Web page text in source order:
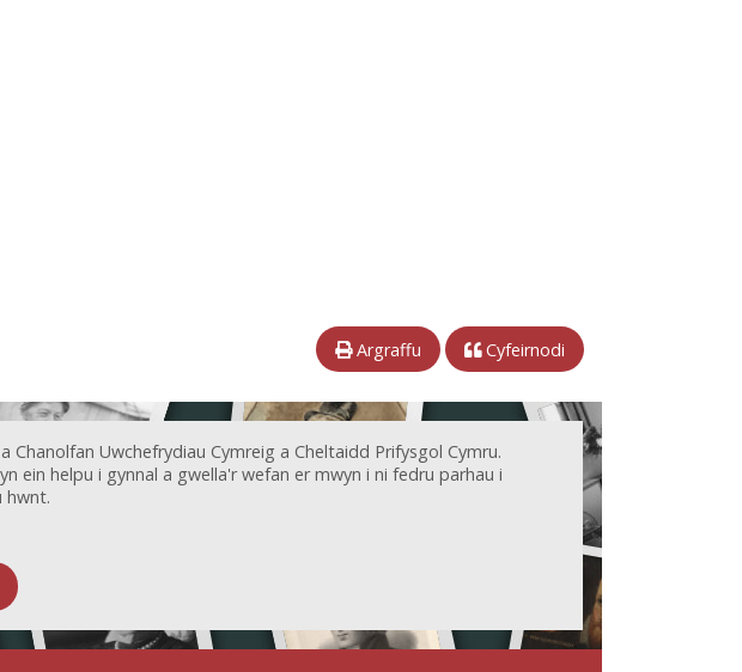
Argraffu Cyfeirnodi
Uwchefrydiau Cymreig a Cheltaidd Prifysgol Cymru.
ein helpu i gynnal a gwella'r wefan er mwyn i ni fedru parhau i
hwnt.